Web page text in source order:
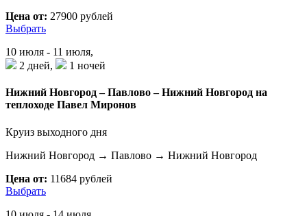
Цена от: 27900 рублей
Выбрать
10 июля - 11 июля,
2 дней,
1 ночей
Нижний Новгород – Павлово – Нижний Новгород на
теплоходе Павел Миронов
Круиз выходного дня
Нижний Новгород → Павлово → Нижний Новгород
Цена от: 11684 рублей
Выбрать